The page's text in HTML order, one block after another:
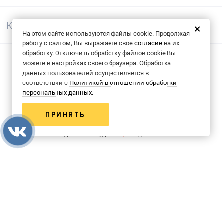
На этом сайте используются файлы cookie. Продолжая
работу с сайтом, Вы выражаете свое согласие на их
обработку. Отключить обработку файлов cookie Вы
можете в настройках своего браузера. Обработка
данных пользователей осуществляется в
соответствии с Политикой в отношении обработки
персональных данных.
ПРИНЯТЬ
Компания
© 2013-2026 Группа компаний «КФК»
Политика конфиденциальности
Согласие на обрабоку данных